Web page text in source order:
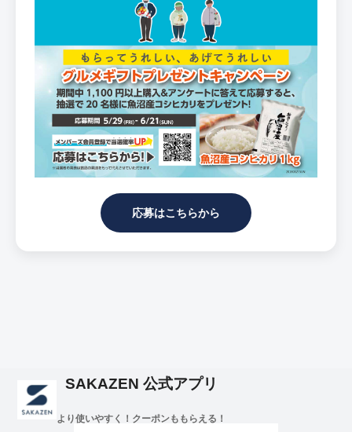
応募はこちらから
SAKAZEN 公式アプリ
より使いやすく！クーポンももらえる！